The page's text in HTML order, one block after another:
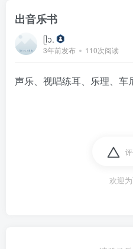
出音乐书
ᥫᩣ.
3年前发布 110次阅读
声乐、视唱练耳、乐理、车
欢迎